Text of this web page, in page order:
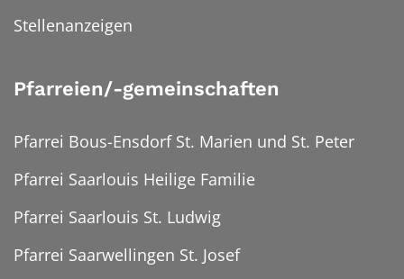
Stellenanzeigen
Pfarreien/-gemeinschaften
Pfarrei Bous-Ensdorf St. Marien und St. Peter
Pfarrei Saarlouis Heilige Familie
Pfarrei Saarlouis St. Ludwig
Pfarrei Saarwellingen St. Josef